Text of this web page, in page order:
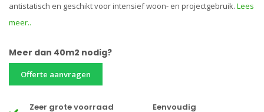
antistatisch en geschikt voor intensief woon- en projectgebruik. Lees
meer..
Meer dan 40m2 nodig?
Offerte aanvragen
Zeer grote voorraad Eenvoudig